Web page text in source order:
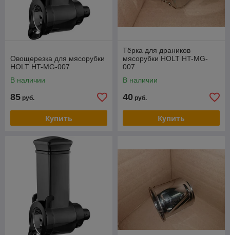
Овощерезка для мясорубки
HOLT HT-MG-007
В наличии
85 руб.
Купить
Тёрка для драников
мясорубки HOLT HT-MG-
007
В наличии
40 руб.
Купить